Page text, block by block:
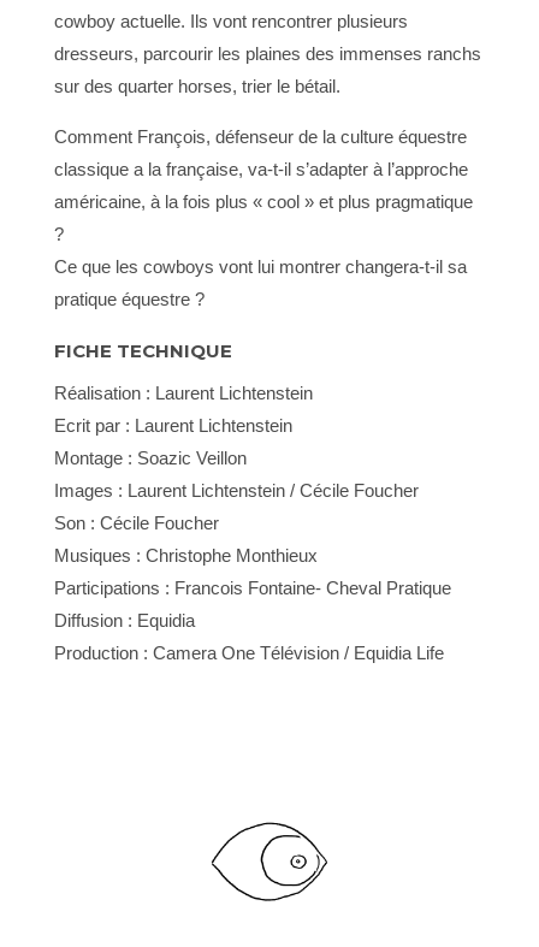
cowboy actuelle. Ils vont rencontrer plusieurs
dresseurs, parcourir les plaines des immenses ranchs
sur des quarter horses, trier le bétail.
Comment François, défenseur de la culture équestre
classique a la française, va-t-il s’adapter à l’approche
américaine, à la fois plus « cool » et plus pragmatique
?
Ce que les cowboys vont lui montrer changera-t-il sa
pratique équestre ?
FICHE TECHNIQUE
Réalisation : Laurent Lichtenstein
Ecrit par : Laurent Lichtenstein
Montage : Soazic Veillon
Images : Laurent Lichtenstein / Cécile Foucher
Son : Cécile Foucher
Musiques : Christophe Monthieux
Participations : Francois Fontaine- Cheval Pratique
Diffusion : Equidia
Production : Camera One Télévision / Equidia Life